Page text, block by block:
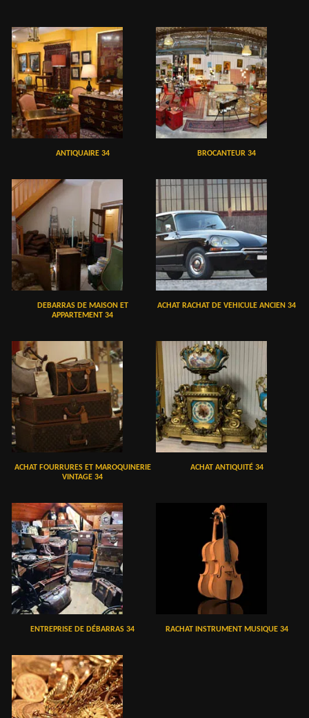
ANTIQUAIRE 34 BROCANTEUR 34
DEBARRAS DE MAISON ET
APPARTEMENT 34
ACHAT RACHAT DE VEHICULE ANCIEN 34
ACHAT FOURRURES ET MAROQUINERIE
VINTAGE 34
ACHAT ANTIQUITÉ 34
ENTREPRISE DE DÉBARRAS 34 RACHAT INSTRUMENT MUSIQUE 34